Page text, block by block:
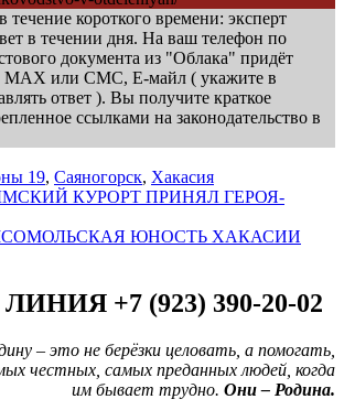
течение короткого времени: эксперт
в течении дня. На ваш телефон по
документа из "Облака" придёт
МАХ или СМС, Е-майл ( укажите в
ответ ). Вы получите краткое
ссылками на законодательство в
19, Саяногорск, Хакасия
КУРОРТ ПРИНЯЛ ГЕРОЯ-
ЮНОСТЬ ХАКАСИИ
+7 (923) 390-20-02
– это не берёзки целовать, а помогать,
честных, самых преданных людей, когда
им бывает трудно. Они – Родина.